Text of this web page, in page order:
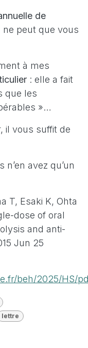
de
ne peut que vous
à mes
: elle a fait
que les
»…
il vous suffit de
avez qu’un
T, Esaki K, Ohta
dose of oral
and anti-
Jun 25
beh/2025/HS/
lettre